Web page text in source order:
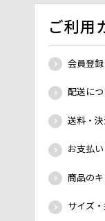
ご利用
会員登
配送に
送料・
お支払
商品の
サイズ